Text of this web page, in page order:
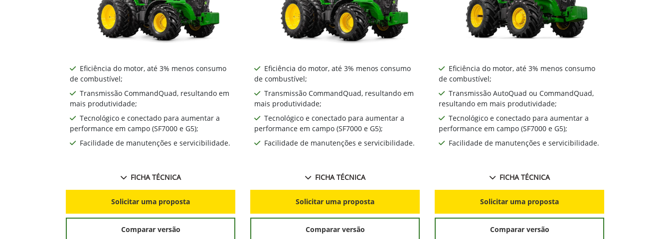
Eficiência do motor, até 3% menos consumo
de combustível;
Transmissão CommandQuad, resultando em
mais produtividade;
Tecnológico e conectado para aumentar a
performance em campo (SF7000 e G5);
Facilidade de manutenções e servicibilidade.
FICHA TÉCNICA
Solicitar uma proposta
Comparar versão
Eficiência do motor, até 3% menos consumo
de combustível;
Transmissão CommandQuad, resultando em
mais produtividade;
Tecnológico e conectado para aumentar a
performance em campo (SF7000 e G5);
Facilidade de manutenções e servicibilidade.
FICHA TÉCNICA
Solicitar uma proposta
Comparar versão
Eficiência do motor, até 3% menos consumo
de combustível;
Transmissão AutoQuad ou CommandQuad,
resultando em mais produtividade;
Tecnológico e conectado para aumentar a
performance em campo (SF7000 e G5);
Facilidade de manutenções e servicibilidade.
FICHA TÉCNICA
Solicitar uma proposta
Comparar versão